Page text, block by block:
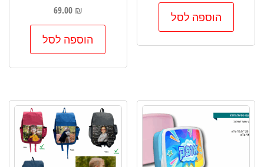
הוספה לסל
69.00 ₪
הוספה לסל